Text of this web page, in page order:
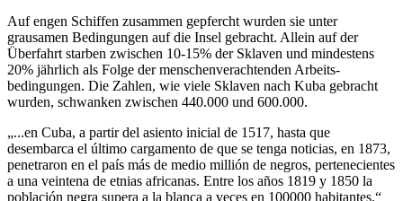
Auf engen Schiffen zusammen gepfercht wurden sie unter
grausamen Bedingungen auf die Insel gebracht. Allein auf der
Überfahrt starben zwischen 10-15% der Sklaven und mindestens
20% jährlich als Folge der menschenverachtenden Arbeits-
bedingungen. Die Zahlen, wie viele Sklaven nach Kuba gebracht
wurden, schwanken zwischen 440.000 und 600.000.
„...en Cuba, a partir del asiento inicial de 1517, hasta que
desembarca el último cargamento de que se tenga noticias, en 1873,
penetraron en el país más de medio millión de negros, pertenecientes
a una veintena de etnias africanas. Entre los años 1819 y 1850 la
población negra supera a la blanca a veces en 100000 habitantes.“